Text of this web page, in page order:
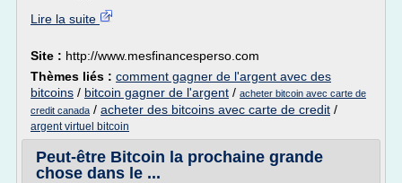
Lire la suite
Site : http://www.mesfinancesperso.com
Thèmes liés : comment gagner de l'argent avec des
bitcoins / bitcoin gagner de l'argent / acheter bitcoin avec carte de
credit canada / acheter des bitcoins avec carte de credit /
argent virtuel bitcoin
Peut-être Bitcoin la prochaine grande
chose dans le ...